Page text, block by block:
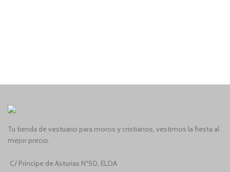
Tu tienda de vestuario para moros y cristianos, vestimos la fiesta al
mejor precio.
C/ Principe de Asturias Nº50, ELDA